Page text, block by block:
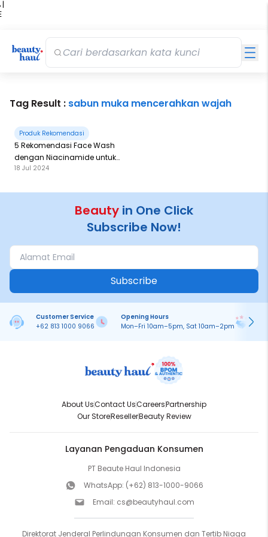
|
Tag Result : sabun muka mencerahkan wajah
Produk Rekomendasi
5 Rekomendasi Face Wash
dengan Niacinamide untuk
Mencerahkan Wajah
18 Jul 2024
Beauty in One Click
Subscribe Now!
Subscribe
Customer Service
+62 813 1000 9066
Opening Hours
Mon–Fri 10am–5pm, Sat 10am–2pm
About UsContact UsCareersPartnership
Our StoreResellerBeauty Review
Layanan Pengaduan Konsumen
PT Beaute Haul Indonesia
WhatsApp: (+62) 813-1000-9066
Email: cs@beautyhaul.com
Direktorat Jenderal Perlindungan Konsumen dan Tertib Niaga